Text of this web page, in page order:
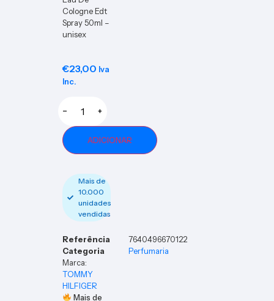
Cologne Edt
Spray 50ml –
unisex
€23,00 Iva
Inc.
− +
ADICIONAR
Mais de
10.000
unidades
vendidas
Referência
7640496670122
Categoria
Perfumaria
Marca:
TOMMY
HILFIGER
Mais de